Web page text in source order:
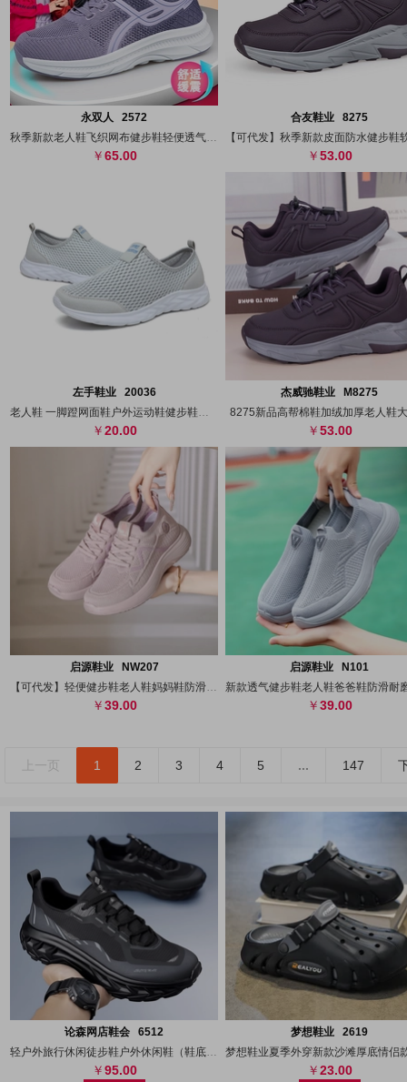
代发
永双人 2572
65.00
代发
合友鞋业 8275
53.00
代发
左手鞋业 20036
20.00
代发
杰威驰鞋业 M8275
8275新品高帮棉鞋加绒加厚老人鞋
53.00
代发
启源鞋业 NW207
【可代发】轻便健步鞋老人鞋妈妈鞋防滑透气
39.00
代发
启源鞋业 N101
39.00
上一页 1 2 3 4 5 ... 147
代发
论森网店鞋会 6512
轻户外旅行休闲徒步鞋户外休闲鞋（鞋底专利
95.00
代发
梦想鞋业 2619
23.00